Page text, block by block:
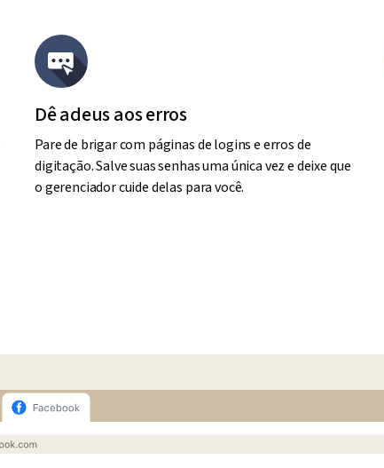
Dê adeus aos erros
Pare de brigar com páginas de logins e erros de
digitação. Salve suas senhas uma única vez e deixe que
o gerenciador cuide delas para você.